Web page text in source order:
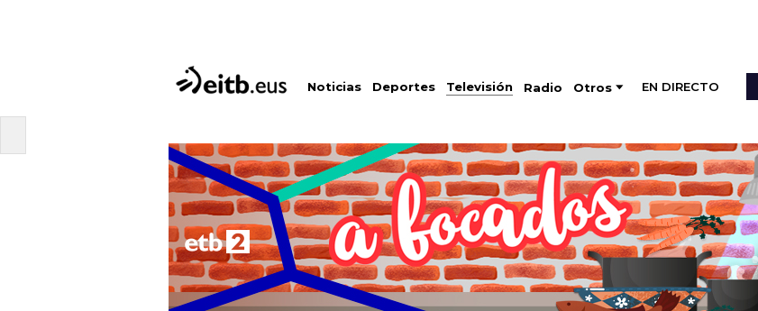
Noticias Deportes Televisión Radio Otros EN DIRECTO